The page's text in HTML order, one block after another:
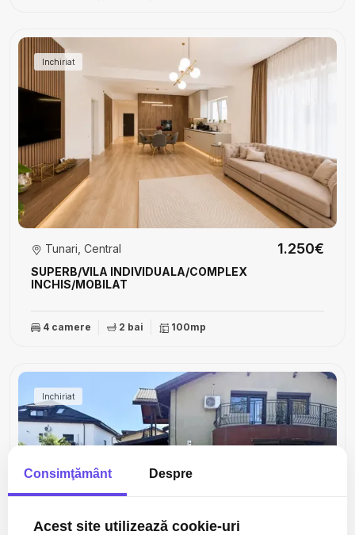
Inchiriat
SUPERB/VILA INDIVIDUALA/COMPLEX
INCHIS/MOBILAT
Tunari, Central 1.250€
4 camere 2 bai 100mp
Inchiriat
Consimţământ Despre
Acest site utilizează cookie-uri